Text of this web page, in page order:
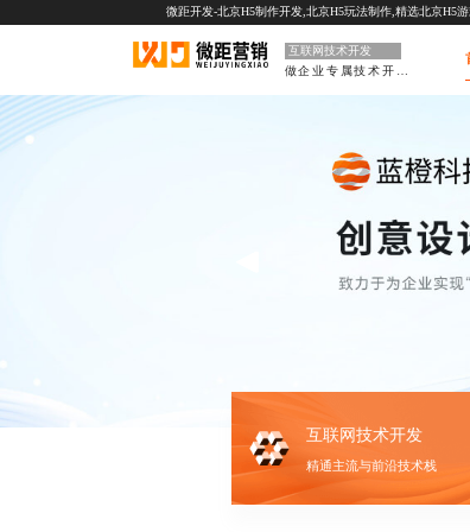
微距开发-北京H5制作开发,北京H5玩法制作,精选北京H5
互联网技术开发
互联网技术开发
精通主流与前沿技术栈